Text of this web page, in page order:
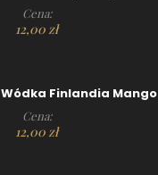
Cena:
12,00 zł
Wódka Finlandia Mango
Cena:
12,00 zł